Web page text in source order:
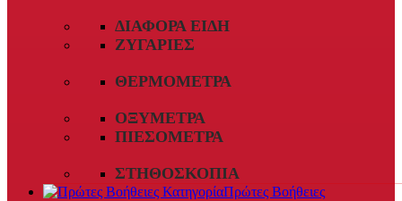
ΔΙΆΦΟΡΑ ΕΊΔΗ
ΖΥΓΑΡΙΈΣ
ΘΕΡΜΌΜΕΤΡΑ
ΟΞΎΜΕΤΡΑ
ΠΙΕΣΌΜΕΤΡΑ
ΣΤΗΘΟΣΚΌΠΙΑ
Πρώτες Βοήθειες